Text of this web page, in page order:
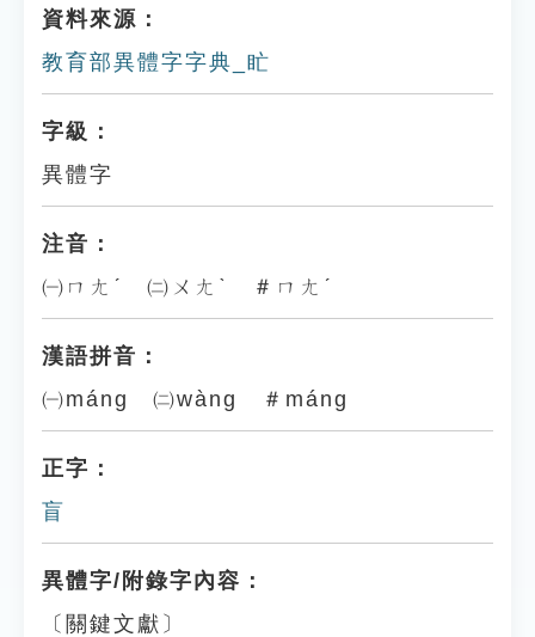
資料來源：
教育部異體字字典_盳
字級：
異體字
注音：
㈠ㄇㄤˊ ㈡ㄨㄤˋ ＃ㄇㄤˊ
漢語拼音：
㈠máng ㈡wàng ＃máng
正字：
盲
異體字/附錄字內容：
〔關鍵文獻〕